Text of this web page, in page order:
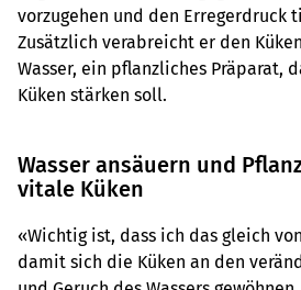
vorzugehen und den Erregerdruck
Zusätzlich verabreicht er den
Wasser, ein pflanzliches Präparat,
Küken stärken soll.
Wasser ansäuern und
vitale Küken
«Wichtig ist, dass ich das gleich
damit sich die Küken an den